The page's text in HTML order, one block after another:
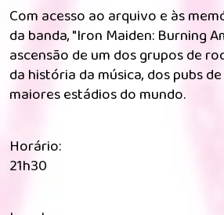
Com acesso ao arquivo e às
da banda, "Iron Maiden: Burning
ascensão de um dos grupos de
da história da música, dos pubs
maiores estádios do mundo.
Horário:
21h30